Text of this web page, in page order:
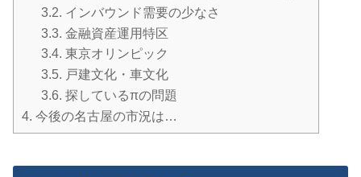
3.2. インバウンド需要の少なさ
3.3. 金融資産運用特区
3.4. 東京オリンピック
3.5. 戸建文化・車文化
3.6. 探しているπの問題
4. 今後の名古屋の市況は…